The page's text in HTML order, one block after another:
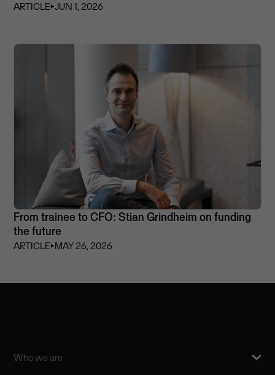
ARTICLE⏵JUN 1, 2026
From trainee to CFO: Stian Grindheim on funding
the future
ARTICLE⏵MAY 26, 2026
Who we are